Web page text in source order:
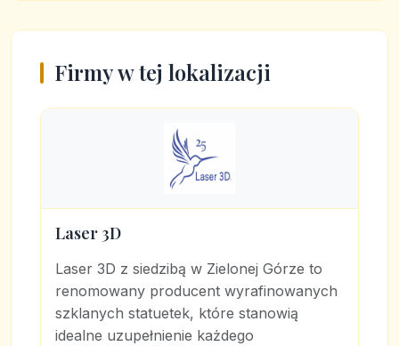
Firmy w tej lokalizacji
Laser 3D
Laser 3D z siedzibą w Zielonej Górze to
renomowany producent wyrafinowanych
szklanych statuetek, które stanowią
idealne uzupełnienie każdego